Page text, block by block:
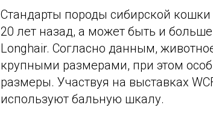
Стандарты породы сибирской
20 лет назад, а может быть и
Longhair. Согласно данным,
крупными размерами, при этом
размеры. Участвуя на выставках
используют бальную шкалу.